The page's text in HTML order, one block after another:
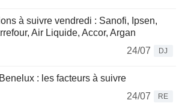
à suivre vendredi : Sanofi, Ipsen,
Air Liquide, Accor, Argan
24/07
DJ
: les facteurs à suivre
24/07
RE